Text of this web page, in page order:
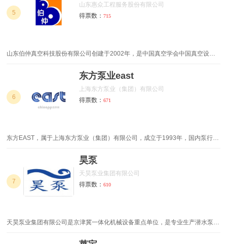
5
山东惠众工程服务股份有限公司
得票数：715
山东伯仲真空科技股份有限公司创建于2002年，是中国真空学会中国真空设备
市“厚道鲁商”品牌企业，淄博市信用协会副会长单位。公司专业生产水环真空
城--淄博，东临205国道，西临滨博高速公路，南临309国道，北临胶济铁路，
交通便利、信息发达。
6
东方泵业east
上海东方泵业（集团）有限公司
得票数：671
东方EAST，属于上海东方泵业（集团）有限公司，成立于1993年，国内泵行业
业集团。在泵、电机、阀门、铸造、无负压、成套设备、控制系统、环保节能等
相关领域为20多个国家和地区的数十万各行业用户提供更优化的解决方案，更
稳定可靠、有竞争力的产品和全生命周期服务。
7
昊泵
天昊泵业集团有限公司
得票数：610
天昊泵业集团有限公司是京津冀一体化机械设备重点单位，是专业生产潜水泵、
环保设备等诸多系列产品的在津大型企业之一、也是水泵大型骨干企业之一。公